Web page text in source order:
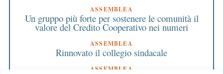
ASSEMBLEA
Un gruppo più forte per sostenere le comunità il
valore del Credito Cooperativo nei numeri
ASSEMBLEA
Rinnovato il collegio sindacale
ASSEMBLEA